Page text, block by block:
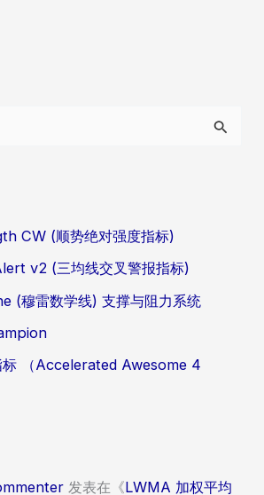
CW (顺势绝对强度指标)
v2 (三均线交叉警报指标)
(穆雷数学线) 支撑与阻力系统
标 （Accelerated Awesome 4
发表在《LWMA 加权平均